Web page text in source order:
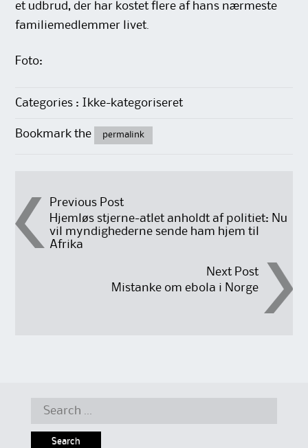
et udbrud, der har kostet flere af hans nærmeste
familiemedlemmer livet.
Foto:
Categories : Ikke-kategoriseret
Bookmark the permalink
Post
navigation
Previous Post
Hjemløs stjerne-atlet anholdt af politiet: Nu
vil myndighederne sende ham hjem til
Afrika
Next Post
Mistanke om ebola i Norge
Search